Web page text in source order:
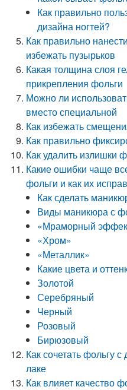
Как правильно
дизайна ногтей?
Как правильно
избежать пузырьков
Какая толщина слоя
прикрепления фольги
Можно ли
вместо специальной
Как избежать
Как правильно
Как удалить излишки
Какие ошибки чаще
фольги и как их
Как сделать
Виды маникюра с
«Мраморный
«Хром»
«Металлик»
Какие цвета и
Золотой
Серебряный
Черный
Розовый
Бирюзовый
Как сочетать фольгу
лаке
Как влияет качество